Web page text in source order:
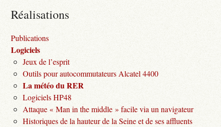
Réalisations
Publications
Logiciels
Jeux de l’esprit
Outils pour autocommutateurs Alcatel 4400
La météo du RER
Logiciels HP48
Attaque « Man in the middle » facile via un navigateur
Historiques de la hauteur de la Seine et de ses affluents